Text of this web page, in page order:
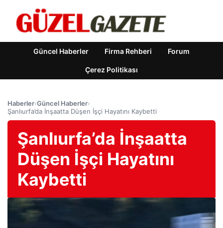
Güncel Haberler Firma Rehberi Forum
Çerez Politikası
Haberler›Güncel Haberler›
Şanlıurfa’da İnşaatta Düşen İşçi Hayatını Kaybetti
Şanlıurfa’da İnşaatta
Düşen İşçi Hayatını
Kaybetti